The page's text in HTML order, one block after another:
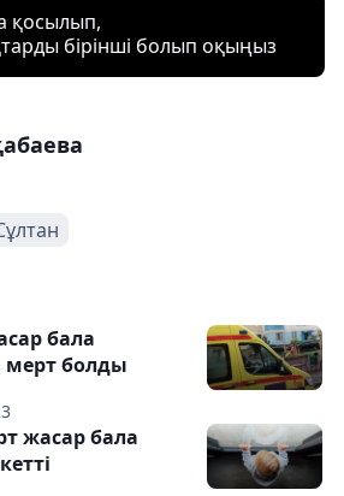
қосылып,
бірінші болып оқыңыз
бала
мерт болды
жасар бала